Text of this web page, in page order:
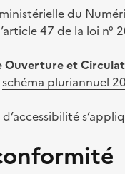
du
47 de la loi n°
Ouverture et
schéma pluriannuel